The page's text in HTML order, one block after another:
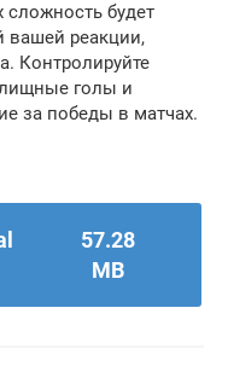
будет
вашей реакции,
Контролируйте
голы и
за победы в матчах.
57.28
MB